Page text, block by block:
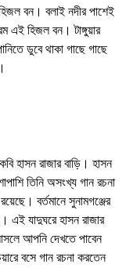
বন। বলাই নদীর পাশেই
এই হিজল বন। টাঙ্গুয়ার
ডুবে থাকা গাছে গাছে
হাসন রাজার বাড়ি। হাসন
তিনি অসংখ্য গান রচনা
বর্তমানে সুনামগঞ্জের
এই যাদুঘরে হাসন রাজার
আপনি দেখতে পাবেন
বসে গান রচনা করতেন